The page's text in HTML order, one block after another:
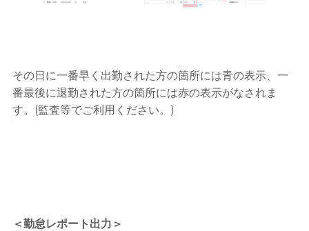
その日に一番早く出勤された方の箇所には青の表示、一
番最後に退勤された方の箇所には赤の表示がなされま
す。(監査等でご利用ください。)
＜勤怠レポート出力＞